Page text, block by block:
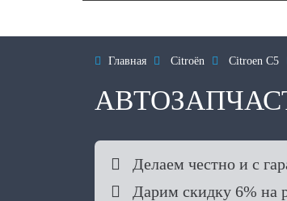
 Главная  Citroën  Citroen C5
 Делаем честно и с
 Дарим скидку 6% на